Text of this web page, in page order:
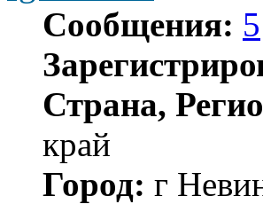
Сообщения: 5
Страна,
край
Город: г